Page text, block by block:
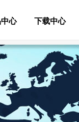
心 下载中心